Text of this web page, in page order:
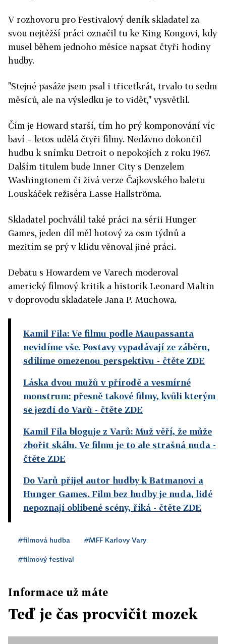
V rozhovoru pro Festivalový deník skladatel za
svou nejtěžší práci označil tu ke King Kongovi, kdy
musel během jednoho měsíce napsat čtyři hodiny
hudby.
"Stejné pasáže jsem psal i třicetkrát, trvalo to sedm
měsíců, ale na výsledku je to vidět," vysvětlil.
Čím je Howard starší, tím ho prý komponování víc
baví – letos udělá čtyři filmy. Nedávno dokončil
hudbu k snímku Detroit o nepokojích z roku 1967.
Dalším titulem bude Inner City s Denzelem
Washingtonem či živá verze Čajkovského baletu
Louskáček režiséra Lasse Hallströma.
Skladatel pochválil také práci na sérii Hunger
Games, jeden díl měl hotový za osm týdnů a
mezitím se prý v klidu věnoval jiné práci.
Debatu s Howardem ve Varech moderoval
americký filmový kritik a historik Leonard Maltin
v doprovodu skladatele Jana P. Muchowa.
Kamil Fila: Ve filmu podle Maupassanta
nevidíme vše. Postavy vypadávají ze záběru,
sdílíme omezenou perspektivu - čtěte ZDE
Láska dvou mužů v přírodě a vesmírné
monstrum: přesně takové filmy, kvůli kterým
se jezdí do Varů - čtěte ZDE
Kamil Fila bloguje z Varů: Muž věří, že může
zbořit skálu. Ve filmu je to ale strašná nuda -
čtěte ZDE
Do Varů přijel autor hudby k Batmanovi a
Hunger Games. Film bez hudby je nuda, lidé
nepoznají oblíbené scény, říká - čtěte ZDE
#filmová hudba #MFF Karlovy Vary
#filmový festival
Informace už máte
Teď je čas procvičit mozek